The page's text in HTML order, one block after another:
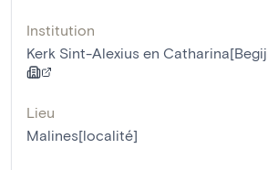
Institution
Kerk Sint-Alexius en
Lieu
Malines[localité]